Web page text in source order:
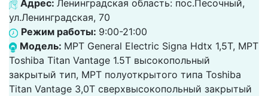
Адрес: Ленинградская область: пос.Песочный,
ул.Ленинградская, 70
Режим работы: 9:00-21:00
Модель: МРТ General Electric Signa Hdtx 1,5T, МРТ
Toshiba Titan Vantage 1.5T высокопольный
закрытый тип, МРТ полуоткрытого типа Toshiba
Titan Vantage 3,0T сверхвысокопольный закрытый